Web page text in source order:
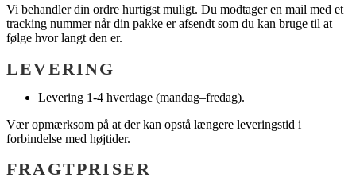
Vi behandler din ordre hurtigst muligt. Du modtager en mail med et
tracking nummer når din pakke er afsendt som du kan bruge til at
følge hvor langt den er.
LEVERING
Levering 1-4 hverdage (mandag–fredag).
Vær opmærksom på at der kan opstå længere leveringstid i
forbindelse med højtider.
FRAGTPRISER